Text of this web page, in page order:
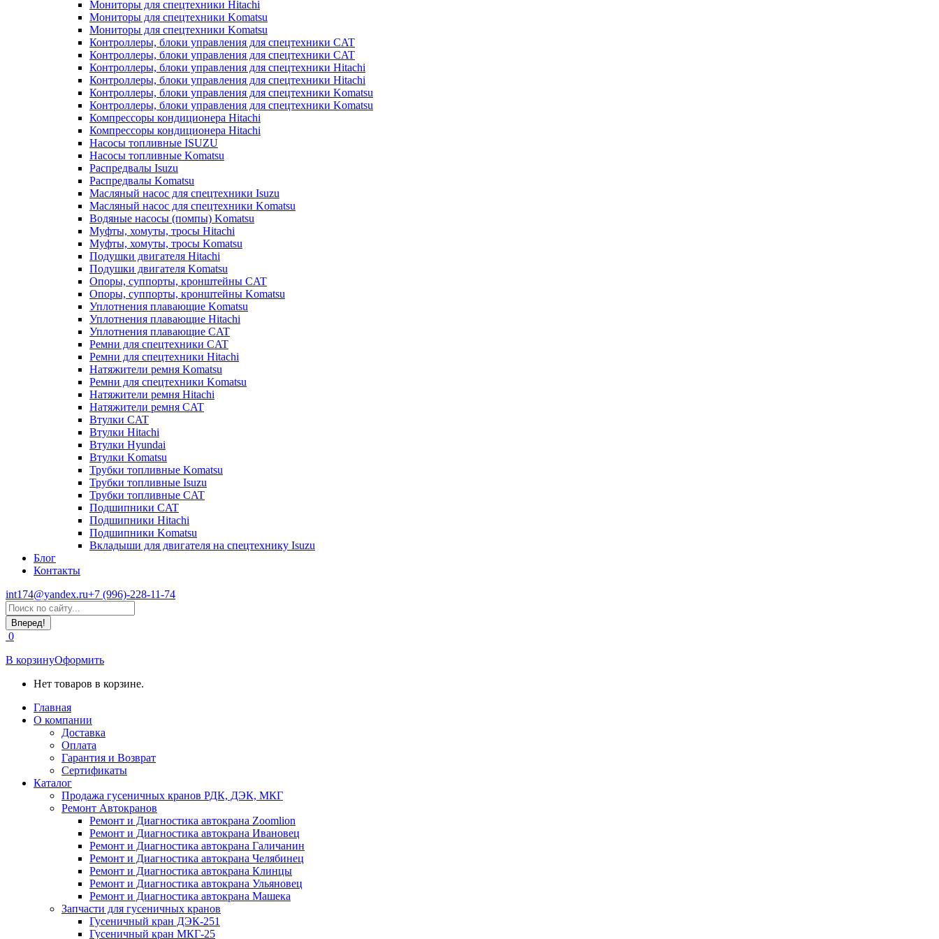
Мониторы для спецтехники Hitachi
Мониторы для спецтехники Komatsu
Мониторы для спецтехники Komatsu
Контроллеры, блоки управления для спецтехники CAT
Контроллеры, блоки управления для спецтехники CAT
Контроллеры, блоки управления для спецтехники Hitachi
Контроллеры, блоки управления для спецтехники Hitachi
Контроллеры, блоки управления для спецтехники Komatsu
Контроллеры, блоки управления для спецтехники Komatsu
Компрессоры кондиционера Hitachi
Компрессоры кондиционера Hitachi
Насосы топливные ISUZU
Насосы топливные Komatsu
Распредвалы Isuzu
Распредвалы Komatsu
Масляный насос для спецтехники Isuzu
Масляный насос для спецтехники Komatsu
Водяные насосы (помпы) Komatsu
Муфты, хомуты, тросы Hitachi
Муфты, хомуты, тросы Komatsu
Подушки двигателя Hitachi
Подушки двигателя Komatsu
Опоры, суппорты, кронштейны CAT
Опоры, суппорты, кронштейны Komatsu
Уплотнения плавающие Komatsu
Уплотнения плавающие Hitachi
Уплотнения плавающие CAT
Ремни для спецтехники CAT
Ремни для спецтехники Hitachi
Натяжители ремня Komatsu
Ремни для спецтехники Komatsu
Натяжители ремня Hitachi
Натяжители ремня CAT
Втулки CAT
Втулки Hitachi
Втулки Hyundai
Втулки Komatsu
Трубки топливные Komatsu
Трубки топливные Isuzu
Трубки топливные CAT
Подшипники CAT
Подшипники Hitachi
Подшипники Komatsu
Вкладыши для двигателя на спецтехнику Isuzu
Блог
Контакты
int174@yandex.ru+7 (996)-228-11-74
Страница
WhatsApp
открывается
в
новом
окне
Поиск:
0
В корзинуОформить
Нет товаров в корзине.
Главная
О компании
Доставка
Оплата
Гарантия и Возврат
Сертификаты
Каталог
Продажа гусеничных кранов РДК, ДЭК, МКГ
Ремонт Автокранов
Ремонт и Диагностика автокрана Zoomlion
Ремонт и Диагностика автокрана Ивановец
Ремонт и Диагностика автокрана Галичанин
Ремонт и Диагностика автокрана Челябинец
Ремонт и Диагностика автокрана Клинцы
Ремонт и Диагностика автокрана Ульяновец
Ремонт и Диагностика автокрана Машека
Запчасти для гусеничных кранов
Гусеничный кран ДЭК-251
Гусеничный кран МКГ-25